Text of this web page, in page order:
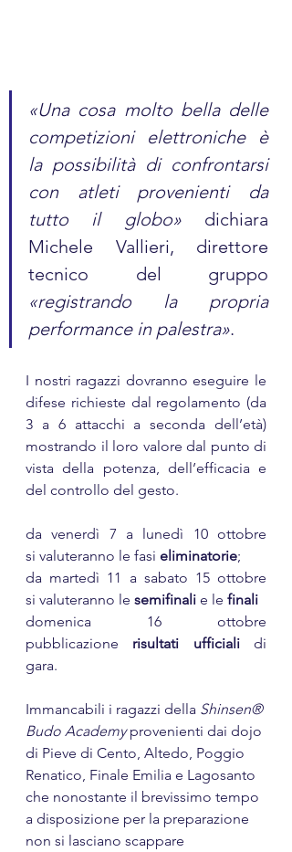
«Una cosa molto bella delle
competizioni elettroniche è
la possibilità di confrontarsi
con atleti provenienti da
tutto il globo» dichiara
Michele Vallieri, direttore
tecnico del gruppo
«registrando la propria
performance in palestra».
I nostri ragazzi dovranno eseguire le
difese richieste dal regolamento (da
3 a 6 attacchi a seconda dell’età)
mostrando il loro valore dal punto di
vista della potenza, dell’efficacia e
del controllo del gesto.
da venerdì 7 a lunedì 10 ottobre
si valuteranno le fasi eliminatorie;
da martedì 11 a sabato 15 ottobre
si valuteranno le semifinali e le finali
domenica 16 ottobre
pubblicazione risultati ufficiali di
gara.
Immancabili i ragazzi della Shinsen®
Budo Academy provenienti dai dojo
di Pieve di Cento, Altedo, Poggio
Renatico, Finale Emilia e Lagosanto
che nonostante il brevissimo tempo
a disposizione per la preparazione
non si lasciano scappare